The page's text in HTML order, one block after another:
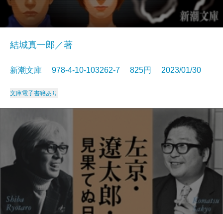
結城真一郎／著
新潮文庫 978-4-10-103262-7 825円 2023/01/30
文庫電子書籍あり